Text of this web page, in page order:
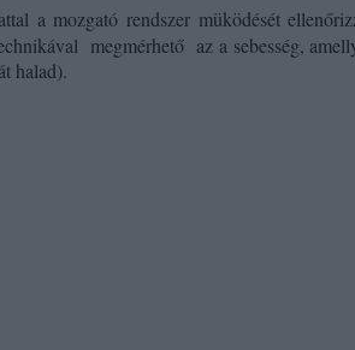
a mozgató rendszer müködését
megmérhető az a sebesség,
halad).